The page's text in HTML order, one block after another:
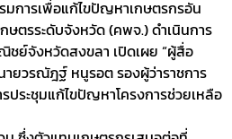
มการเพื่อแก้ไขปัญหาเกษตรกรอัน
ษตรระดับจังหวัด (คพจ.) ดำเนินการ
ย์จังหวัดสงขลา เปิดเผย “ผู้สื่อ
ายวรณัฎฐ์ หนูรอต รองผู้ว่าราชการ
ประชุมแก้ไขปัญหาโครงการช่วยเหลือ